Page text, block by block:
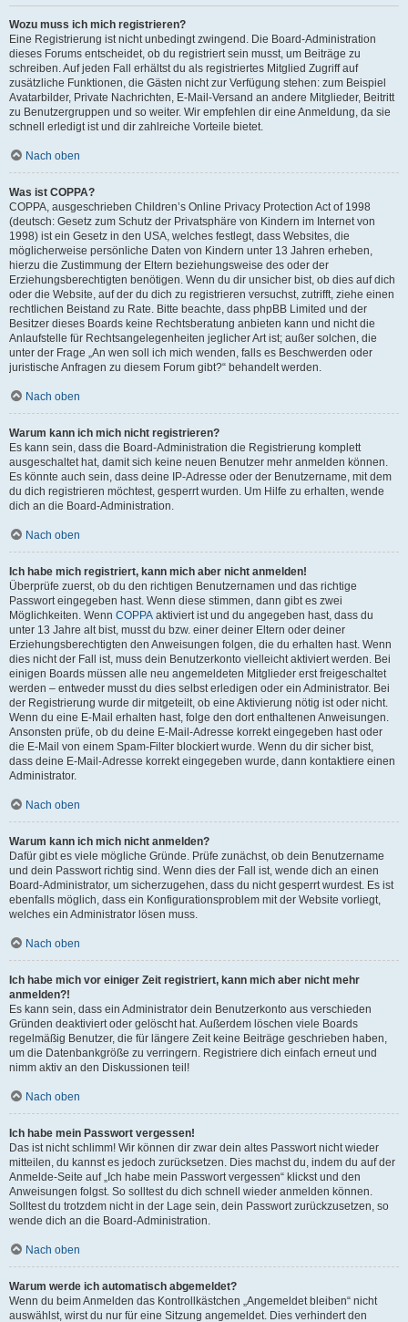
Wozu muss ich mich registrieren?
Eine Registrierung ist nicht unbedingt zwingend. Die Board-Administration
dieses Forums entscheidet, ob du registriert sein musst, um Beiträge zu
schreiben. Auf jeden Fall erhältst du als registriertes Mitglied Zugriff auf
zusätzliche Funktionen, die Gästen nicht zur Verfügung stehen: zum Beispiel
Avatarbilder, Private Nachrichten, E-Mail-Versand an andere Mitglieder, Beitritt
zu Benutzergruppen und so weiter. Wir empfehlen dir eine Anmeldung, da sie
schnell erledigt ist und dir zahlreiche Vorteile bietet.
Nach oben
Was ist COPPA?
COPPA, ausgeschrieben Children’s Online Privacy Protection Act of 1998
(deutsch: Gesetz zum Schutz der Privatsphäre von Kindern im Internet von
1998) ist ein Gesetz in den USA, welches festlegt, dass Websites, die
möglicherweise persönliche Daten von Kindern unter 13 Jahren erheben,
hierzu die Zustimmung der Eltern beziehungsweise des oder der
Erziehungsberechtigten benötigen. Wenn du dir unsicher bist, ob dies auf dich
oder die Website, auf der du dich zu registrieren versuchst, zutrifft, ziehe einen
rechtlichen Beistand zu Rate. Bitte beachte, dass phpBB Limited und der
Besitzer dieses Boards keine Rechtsberatung anbieten kann und nicht die
Anlaufstelle für Rechtsangelegenheiten jeglicher Art ist; außer solchen, die
unter der Frage „An wen soll ich mich wenden, falls es Beschwerden oder
juristische Anfragen zu diesem Forum gibt?“ behandelt werden.
Nach oben
Warum kann ich mich nicht registrieren?
Es kann sein, dass die Board-Administration die Registrierung komplett
ausgeschaltet hat, damit sich keine neuen Benutzer mehr anmelden können.
Es könnte auch sein, dass deine IP-Adresse oder der Benutzername, mit dem
du dich registrieren möchtest, gesperrt wurden. Um Hilfe zu erhalten, wende
dich an die Board-Administration.
Nach oben
Ich habe mich registriert, kann mich aber nicht anmelden!
Überprüfe zuerst, ob du den richtigen Benutzernamen und das richtige
Passwort eingegeben hast. Wenn diese stimmen, dann gibt es zwei
Möglichkeiten. Wenn COPPA aktiviert ist und du angegeben hast, dass du
unter 13 Jahre alt bist, musst du bzw. einer deiner Eltern oder deiner
Erziehungsberechtigten den Anweisungen folgen, die du erhalten hast. Wenn
dies nicht der Fall ist, muss dein Benutzerkonto vielleicht aktiviert werden. Bei
einigen Boards müssen alle neu angemeldeten Mitglieder erst freigeschaltet
werden – entweder musst du dies selbst erledigen oder ein Administrator. Bei
der Registrierung wurde dir mitgeteilt, ob eine Aktivierung nötig ist oder nicht.
Wenn du eine E-Mail erhalten hast, folge den dort enthaltenen Anweisungen.
Ansonsten prüfe, ob du deine E-Mail-Adresse korrekt eingegeben hast oder
die E-Mail von einem Spam-Filter blockiert wurde. Wenn du dir sicher bist,
dass deine E-Mail-Adresse korrekt eingegeben wurde, dann kontaktiere einen
Administrator.
Nach oben
Warum kann ich mich nicht anmelden?
Dafür gibt es viele mögliche Gründe. Prüfe zunächst, ob dein Benutzername
und dein Passwort richtig sind. Wenn dies der Fall ist, wende dich an einen
Board-Administrator, um sicherzugehen, dass du nicht gesperrt wurdest. Es ist
ebenfalls möglich, dass ein Konfigurationsproblem mit der Website vorliegt,
welches ein Administrator lösen muss.
Nach oben
Ich habe mich vor einiger Zeit registriert, kann mich aber nicht mehr
anmelden?!
Es kann sein, dass ein Administrator dein Benutzerkonto aus verschieden
Gründen deaktiviert oder gelöscht hat. Außerdem löschen viele Boards
regelmäßig Benutzer, die für längere Zeit keine Beiträge geschrieben haben,
um die Datenbankgröße zu verringern. Registriere dich einfach erneut und
nimm aktiv an den Diskussionen teil!
Nach oben
Ich habe mein Passwort vergessen!
Das ist nicht schlimm! Wir können dir zwar dein altes Passwort nicht wieder
mitteilen, du kannst es jedoch zurücksetzen. Dies machst du, indem du auf der
Anmelde-Seite auf „Ich habe mein Passwort vergessen“ klickst und den
Anweisungen folgst. So solltest du dich schnell wieder anmelden können.
Solltest du trotzdem nicht in der Lage sein, dein Passwort zurückzusetzen, so
wende dich an die Board-Administration.
Nach oben
Warum werde ich automatisch abgemeldet?
Wenn du beim Anmelden das Kontrollkästchen „Angemeldet bleiben“ nicht
auswählst, wirst du nur für eine Sitzung angemeldet. Dies verhindert den